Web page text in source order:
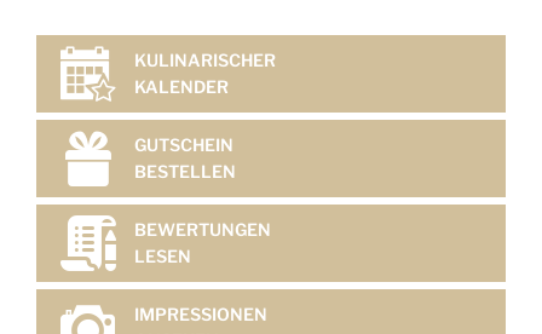
KULINARISCHER
KALENDER
GUTSCHEIN
BESTELLEN
BEWERTUNGEN
LESEN
IMPRESSIONEN